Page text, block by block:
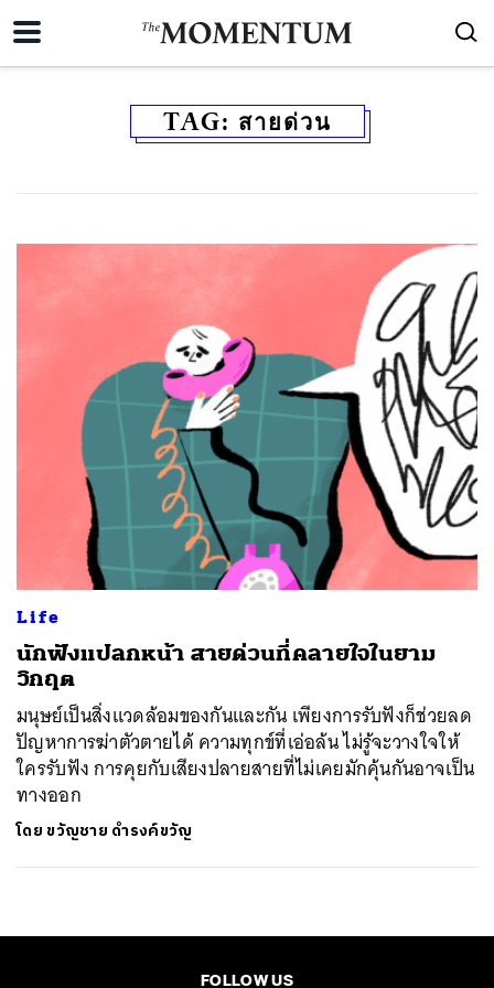
TAG: สายด่วน
Life
นักฟังแปลกหน้า สายด่วนที่คลายใจในยาม
วิกฤต
มนุษย์เป็นสิ่งแวดล้อมของกันและกัน เพียงการรับฟังก็ช่วยลด
ปัญหาการฆ่าตัวตายได้ ความทุกข์ที่เอ่อล้น ไม่รู้จะวางใจให้
ใครรับฟัง การคุยกับเสียงปลายสายที่ไม่เคยมักคุ้นกันอาจเป็น
ทางออก
โดย ขวัญชาย ดำรงค์ขวัญ
FOLLOW US
SHARE TWEET LINE EMAIL